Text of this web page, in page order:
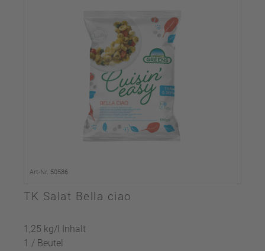
Art-Nr. 50586
TK Salat Bella ciao
1,25 kg/l Inhalt
1 / Beutel